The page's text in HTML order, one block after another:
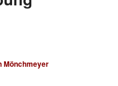
Mönchmeyer